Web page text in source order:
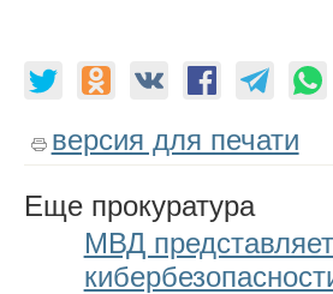
версия для печати
Еще прокуратура
МВД